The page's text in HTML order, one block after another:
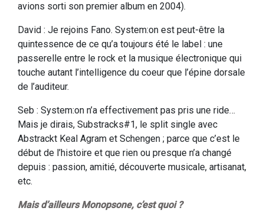
avions sorti son premier album en 2004).
David : Je rejoins Fano. System:on est peut-être la
quintessence de ce qu’a toujours été le label : une
passerelle entre le rock et la musique électronique qui
touche autant l’intelligence du coeur que l’épine dorsale
de l’auditeur.
Seb : System:on n’a effectivement pas pris une ride…
Mais je dirais, Substracks#1, le split single avec
Abstrackt Keal Agram et Schengen ; parce que c’est le
début de l’histoire et que rien ou presque n’a changé
depuis : passion, amitié, découverte musicale, artisanat,
etc.
Mais d’ailleurs Monopsone, c’est quoi ?